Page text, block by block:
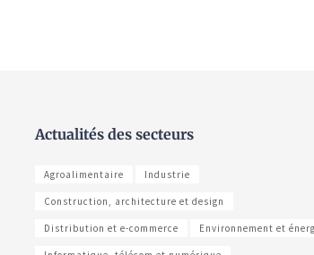
Actualités des secteurs
Agroalimentaire Industrie
Construction, architecture et design
Distribution et e-commerce Environnement et